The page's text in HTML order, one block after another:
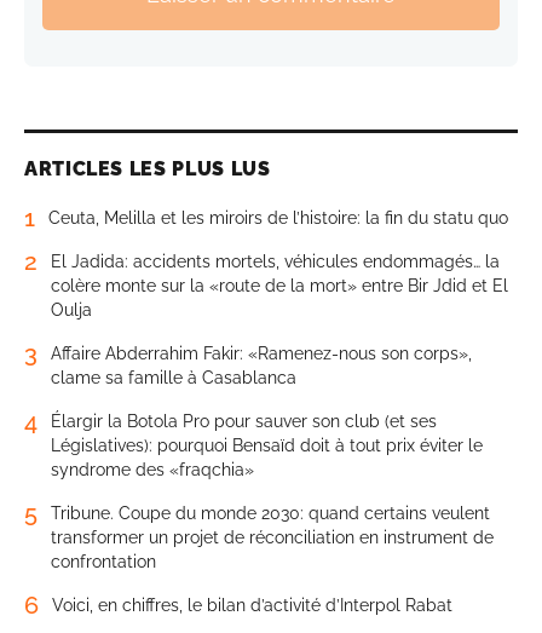
ARTICLES LES PLUS LUS
1 Ceuta, Melilla et les miroirs de l’histoire: la fin du statu quo
2
El Jadida: accidents mortels, véhicules endommagés… la
colère monte sur la «route de la mort» entre Bir Jdid et El
Oulja
3
Affaire Abderrahim Fakir: «Ramenez-nous son corps»,
clame sa famille à Casablanca
4
Élargir la Botola Pro pour sauver son club (et ses
Législatives): pourquoi Bensaïd doit à tout prix éviter le
syndrome des «fraqchia»
5
Tribune. Coupe du monde 2030: quand certains veulent
transformer un projet de réconciliation en instrument de
confrontation
6 Voici, en chiffres, le bilan d’activité d’Interpol Rabat